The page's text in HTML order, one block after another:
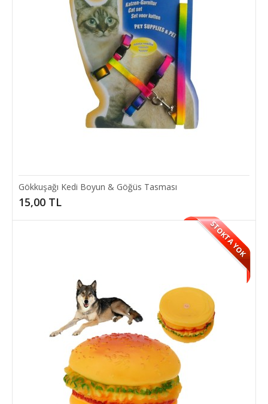
Kedi Oyuncağı eğitici top . Üzeri keçe kaplamadır. Kedinizin
tırnaklarına zarar verm..
SEPETE EKLE
Gökkuşağı Kedi Boyun & Göğüs Tasması
15,00 TL
STOKTA YOK